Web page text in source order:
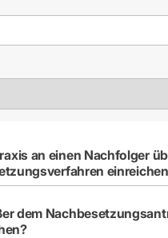
an einen Nachfolger
dem